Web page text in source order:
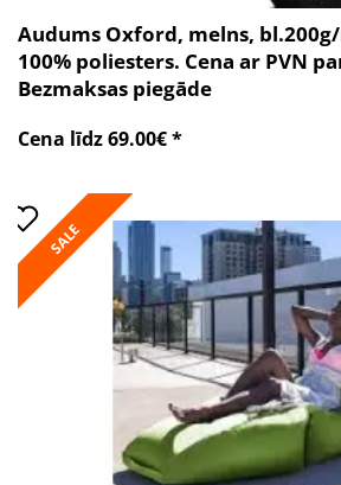
Audums Oxford, melns,
100% poliesters. Cena ar PVN
Bezmaksas piegāde
Cena līdz 69.00€ *
SALE